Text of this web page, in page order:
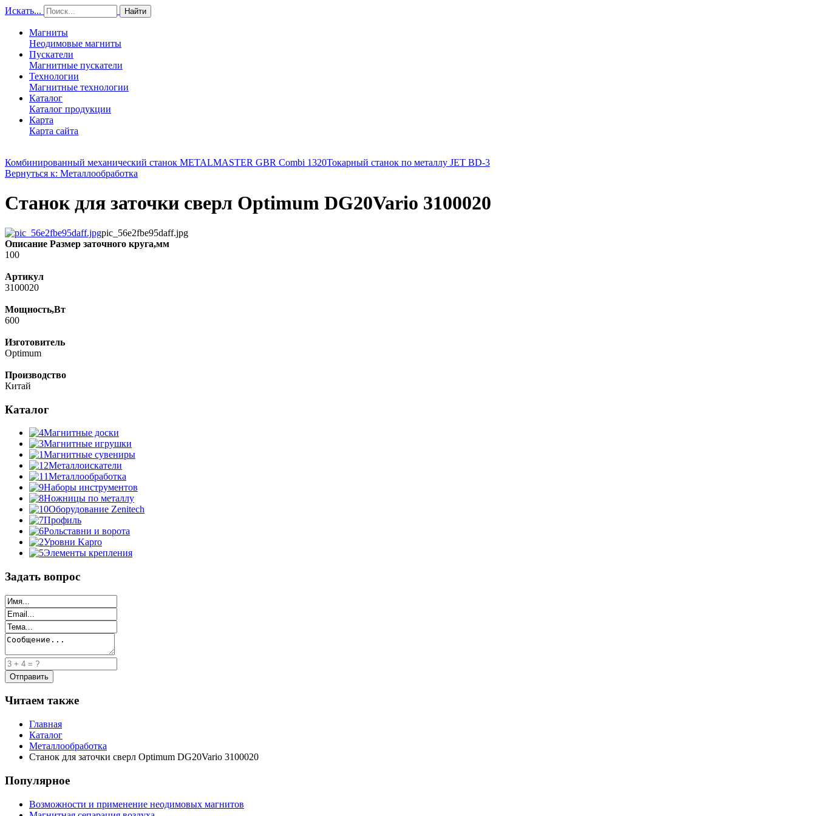
Искать... Найти
Магниты
Неодимовые магниты
Пускатели
Магнитные пускатели
Технологии
Магнитные технологии
Каталог
Каталог продукции
Карта
Карта сайта
Комбинированный механический станок METALMASTER GBR Combi 1320Токарный станок по металлу JET BD-3
Вернуться к: Металлообработка
Станок для заточки сверл Optimum DG20Vario 3100020
pic_56e2fbe95daff.jpg
Описание Размер заточного круга,мм
100
Артикул
3100020
Мощность,Вт
600
Изготовитель
Optimum
Производство
Китай
Каталог
Магнитные доски
Магнитные игрушки
Магнитные сувениры
Металлоискатели
Металлообработка
Наборы инструментов
Ножницы по металлу
Оборудование Zenitech
Профиль
Рольставни и ворота
Уровни Kapro
Элементы крепления
Задать вопрос
Читаем также
Главная
Каталог
Металлообработка
Станок для заточки сверл Optimum DG20Vario 3100020
Популярное
Возможности и применение неодимовых магнитов